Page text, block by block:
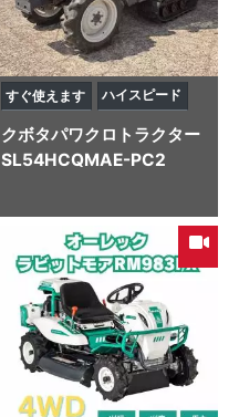
すぐ使えます ハイスピード
クボタパワクロトラクター
SL54HCQMAE-PC2